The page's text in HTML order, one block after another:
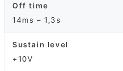
Off time
14ms – 1,3s
Sustain level
+10V